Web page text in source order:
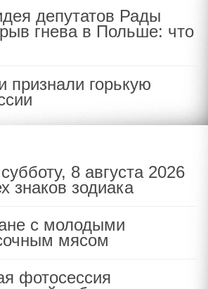
депутатов Рады
гнева в Польше: что
признали горькую
8 августа 2026
знаков зодиака
с молодыми
мясом
фотосессия